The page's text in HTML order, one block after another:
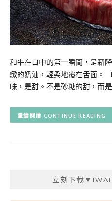
和牛在口中的第一瞬間，是霜
緻的奶油，輕柔地覆在舌面。
味，是甜。不是砂糖的甜，而
CONTINUE READING
立刻下載